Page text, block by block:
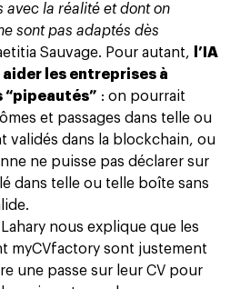
avec la réalité et dont on
sont pas adaptés dès
Sauvage. Pour autant,
l’IA
les entreprises à
: on pourrait
et passages dans telle ou
validés dans la blockchain, ou
ne puisse pas déclarer sur
dans telle ou telle boîte sans
nous explique que les
myCVfactory sont justement
une passe sur leur CV pour